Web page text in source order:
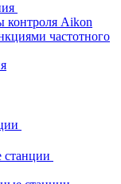
контроля Aikon
частотного
станции